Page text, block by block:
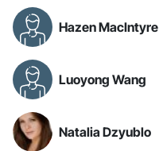
Hazen MacIntyre
Luoyong Wang
Natalia Dzyublo